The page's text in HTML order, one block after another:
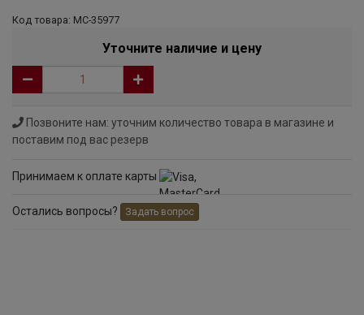
Код товара: МС-35977
Уточните наличие и цену
Позвоните нам: уточним количество товара в магазине и
поставим под вас резерв
Принимаем к оплате карты
Остались вопросы? Задать вопрос